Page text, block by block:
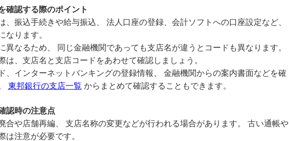
確認する際のポイント
、振込手続きや給与振込、 法人口座の登録、会計ソフトへの口座設定など、
なります。
異なるため、 同じ金融機関であっても支店名が違うとコードも異なります。
は、支店名と支店コードをあわせて確認しましょう。
、インターネットバンキングの登録情報、 金融機関からの案内書面などを確
東邦銀行の支店一覧 からまとめて確認することもできます。
認時の注意点
合や店舗再編、 支店名称の変更などが行われる場合があります。 古い通帳や
は注意が必要です。